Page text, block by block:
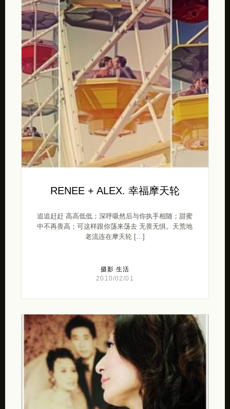
RENEE + ALEX. 幸福摩天轮
追追赶赶 高高低低；深呼吸然后与你执手相随；甜蜜
中不再畏高；可这样跟你荡来荡去 无畏无惧。天荒地
老流连在摩天轮 […]
摄影 生活
2010/02/01